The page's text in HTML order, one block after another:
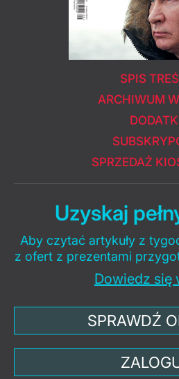
SPIS
ARCHIWUM
SPRZEDAŻ
Uzyskaj
Aby czytać artykuły z
z ofert z prezentami
Dowiedz się
SPRAWDŹ